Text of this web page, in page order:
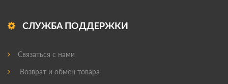
СЛУЖБА ПОДДЕРЖКИ
Связаться с нами
Возврат и обмен товара